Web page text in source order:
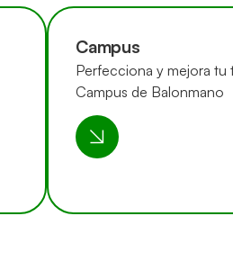
Campus
Perfecciona y mejora tu
Campus de Balonmano